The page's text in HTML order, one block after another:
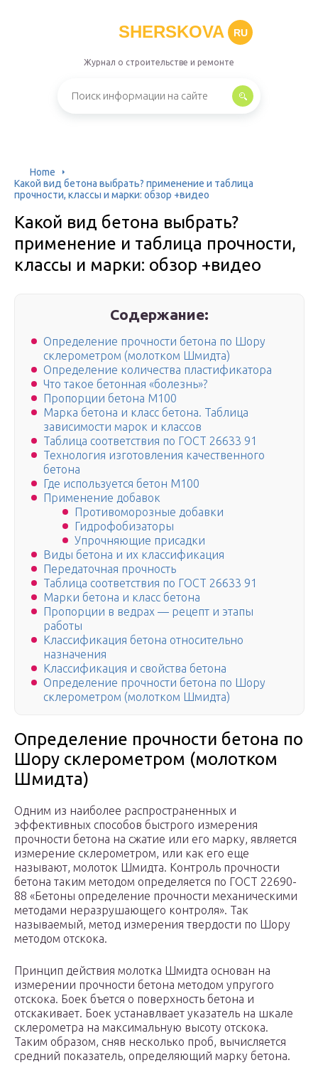
SHERSKOVA RU
Журнал о строительстве и ремонте
Home
Какой вид бетона выбрать? применение и таблица
прочности, классы и марки: обзор +видео
Какой вид бетона выбрать?
применение и таблица прочности,
классы и марки: обзор +видео
Содержание:
Определение прочности бетона по Шору
склерометром (молотком Шмидта)
Определение количества пластификатора
Что такое бетонная «болезнь»?
Пропорции бетона М100
Марка бетона и класс бетона. Таблица
зависимости марок и классов
Таблица соответствия по ГОСТ 26633 91
Технология изготовления качественного
бетона
Где используется бетон М100
Применение добавок
Противоморозные добавки
Гидрофобизаторы
Упрочняющие присадки
Виды бетона и их классификация
Передаточная прочность
Таблица соответствия по ГОСТ 26633 91
Марки бетона и класс бетона
Пропорции в ведрах — рецепт и этапы
работы
Классификация бетона относительно
назначения
Классификация и свойства бетона
Определение прочности бетона по Шору
склерометром (молотком Шмидта)
Определение прочности бетона по
Шору склерометром (молотком
Шмидта)
Одним из наиболее распространенных и
эффективных способов быстрого измерения
прочности бетона на сжатие или его марку, является
измерение склерометром, или как его еще
называют, молоток Шмидта. Контроль прочности
бетона таким методом определяется по ГОСТ 22690-
88 «Бетоны определение прочности механическими
методами неразрушающего контроля». Так
называемый, метод измерения твердости по Шору
методом отскока.
Принцип действия молотка Шмидта основан на
измерении прочности бетона методом упругого
отскока. Боек бъется о поверхность бетона и
отскакивает. Боек устанавлвает указатель на шкале
склерометра на максимальную высоту отскока.
Таким образом, сняв несколько проб, вычисляется
средний показатель, определяющий марку бетона.